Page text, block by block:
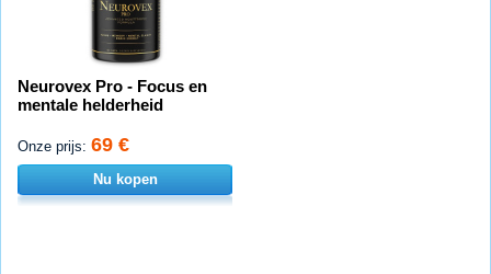
Neurovex Pro - Focus en
mentale helderheid
Onze prijs: 69 €
Nu kopen